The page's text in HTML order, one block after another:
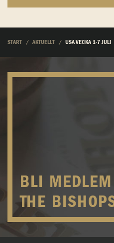
START AKTUELLT USA VECKA 1-7 JULI
BLI
THE